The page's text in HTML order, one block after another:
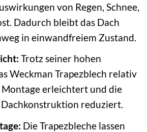
von Regen, Schnee,
Dadurch bleibt das Dach
in einwandfreiem Zustand.
Trotz seiner hohen
Weckman Trapezblech relativ
Montage erleichtert und die
reduziert.
Die Trapezbleche lassen